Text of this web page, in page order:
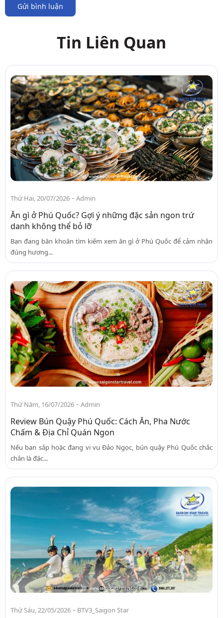
Gửi bình luận
Tin Liên Quan
Thứ Hai, 20/07/2026 - Admin
Ăn gì ở Phú Quốc? Gợi ý những đặc sản ngon trứ
danh không thể bỏ lỡ
Bạn đang băn khoăn tìm kiếm xem ăn gì ở Phú Quốc để cảm nhận
đúng hương...
Thứ Năm, 16/07/2026 - Admin
Review Bún Quậy Phú Quốc: Cách Ăn, Pha Nước
Chấm & Địa Chỉ Quán Ngon
Nếu bạn sắp hoặc đang vi vu Đảo Ngọc, bún quậy Phú Quốc chắc
chắn là đặc...
Thứ Sáu, 22/05/2026 - BTV3_Saigon Star